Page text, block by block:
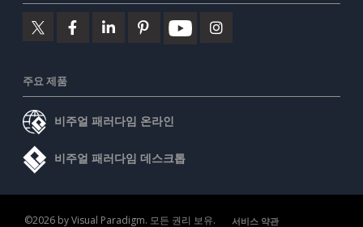
주요 제품
비주얼 패러다임 온라인
비주얼 패러다임 데스크톱
©2026 by Visual Paradigm. 모든 권리 보유. 서비스 약관